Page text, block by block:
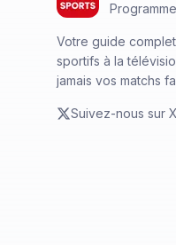
Votre guide
sportifs à la
jamais vos matchs
Suivez-nous sur X